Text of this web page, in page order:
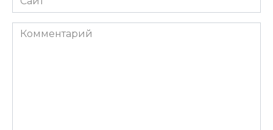
Комментарий